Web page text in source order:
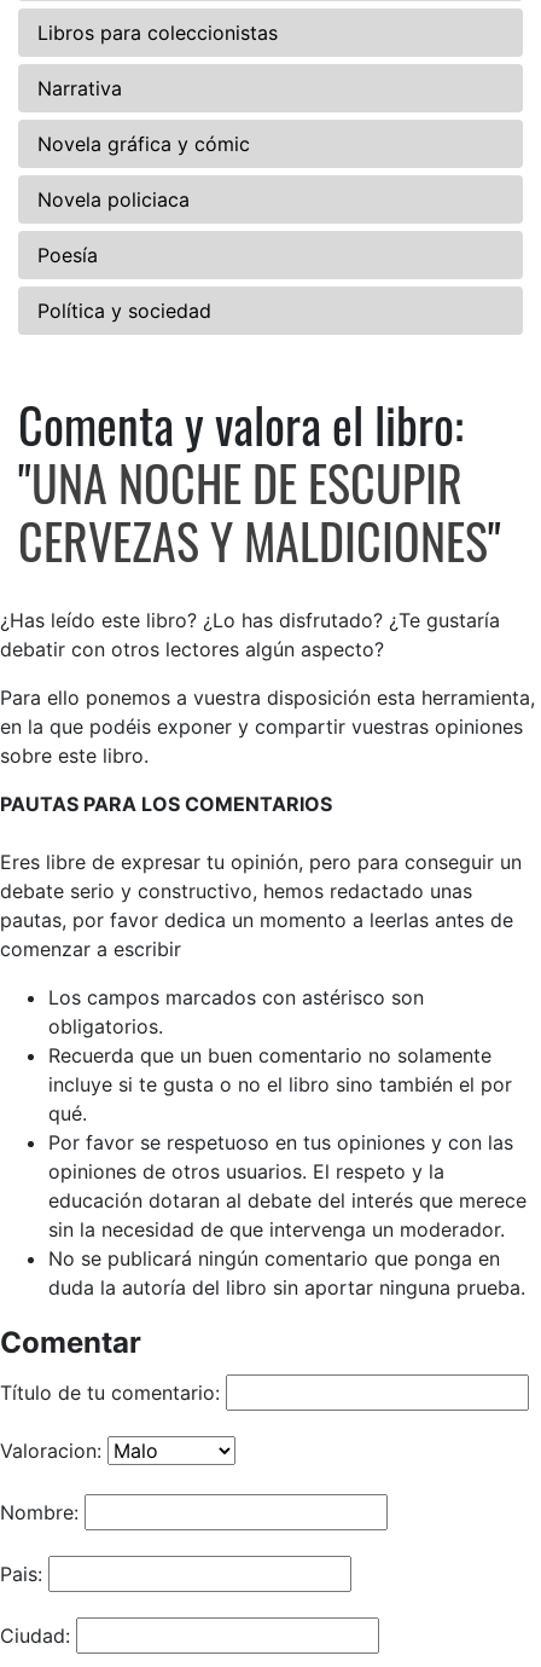
Libros para coleccionistas
Narrativa
Novela gráfica y cómic
Novela policiaca
Poesía
Política y sociedad
Comenta y valora el libro:
Comenta y valora el libro:
"UNA NOCHE DE ESCUPIR
CERVEZAS Y MALDICIONES"
¿Has leído este libro? ¿Lo has disfrutado? ¿Te gustaría
debatir con otros lectores algún aspecto?
Para ello ponemos a vuestra disposición esta herramienta,
en la que podéis exponer y compartir vuestras opiniones
sobre este libro.
PAUTAS PARA LOS COMENTARIOS
Eres libre de expresar tu opinión, pero para conseguir un
debate serio y constructivo, hemos redactado unas
pautas, por favor dedica un momento a leerlas antes de
comenzar a escribir
Los campos marcados con astérisco son
obligatorios.
Recuerda que un buen comentario no solamente
incluye si te gusta o no el libro sino también el por
qué.
Por favor se respetuoso en tus opiniones y con las
opiniones de otros usuarios. El respeto y la
educación dotaran al debate del interés que merece
sin la necesidad de que intervenga un moderador.
No se publicará ningún comentario que ponga en
duda la autoría del libro sin aportar ninguna prueba.
Comentar
Título de tu comentario:
Valoracion:
Nombre:
Pais:
Ciudad: